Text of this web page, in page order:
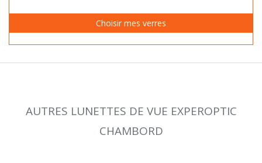
AUTRES LUNETTES DE VUE EXPEROPTIC
CHAMBORD